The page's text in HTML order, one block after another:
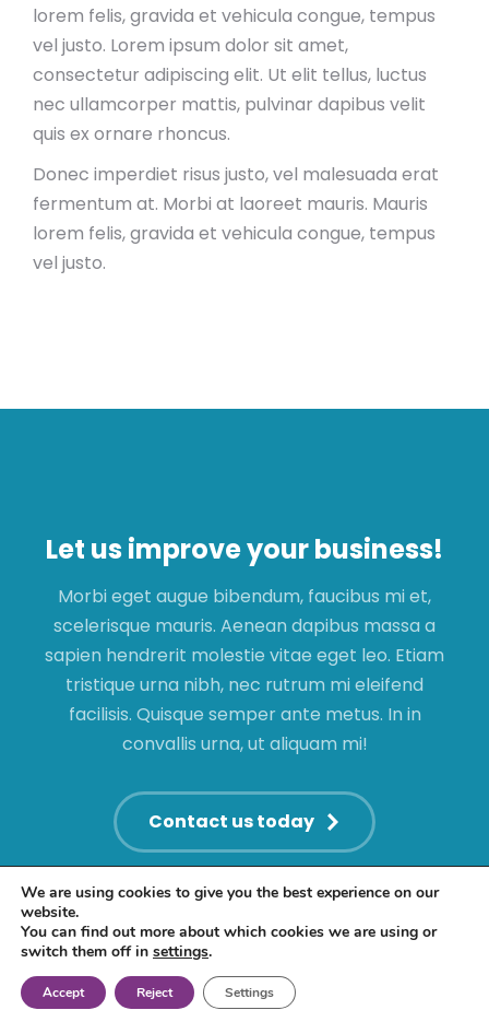
lorem felis, gravida et vehicula congue, tempus
vel justo. Lorem ipsum dolor sit amet,
consectetur adipiscing elit. Ut elit tellus, luctus
nec ullamcorper mattis, pulvinar dapibus velit
quis ex ornare rhoncus.
Donec imperdiet risus justo, vel malesuada erat
fermentum at. Morbi at laoreet mauris. Mauris
lorem felis, gravida et vehicula congue, tempus
vel justo.
Let us improve your business!
Morbi eget augue bibendum, faucibus mi et,
scelerisque mauris. Aenean dapibus massa a
sapien hendrerit molestie vitae eget leo. Etiam
tristique urna nibh, nec rutrum mi eleifend
facilisis. Quisque semper ante metus. In in
convallis urna, ut aliquam mi!
Contact us today
© Motovation Global Limited - 2026
Powered by WOWCOM. All Rights Reserved
We are using cookies to give you the best experience on our
website.
You can find out more about which cookies we are using or
switch them off in settings.
Accept Reject Settings